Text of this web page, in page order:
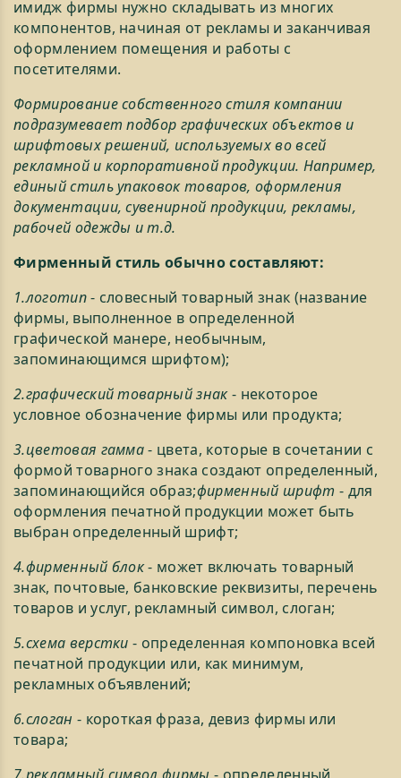
имидж фирмы нужно складывать из многих
компонентов, начиная от рекламы и заканчивая
оформлением помещения и работы с
посетителями.
Формирование собственного стиля компании
подразумевает подбор графических объектов и
шрифтовых решений, используемых во всей
рекламной и корпоративной продукции. Например,
единый стиль упаковок товаров, оформления
документации, сувенирной продукции, рекламы,
рабочей одежды и т.д.
Фирменный стиль обычно составляют:
1.логотип- словесный товарный знак (название
фирмы, выполненное в определенной
графической манере, необычным,
запоминающимся шрифтом);
2.графический товарный знак- некоторое
условное обозначение фирмы или продукта;
3.цветовая гамма- цвета, которые в сочетании с
формой товарного знака создают определенный,
запоминающийся образ;фирменный шрифт - для
оформления печатной продукции может быть
выбран определенный шрифт;
4.фирменный блок- может включать товарный
знак, почтовые, банковские реквизиты, перечень
товаров и услуг, рекламный символ, слоган;
5.схема верстки - определенная компоновка всей
печатной продукции или, как минимум,
рекламных объявлений;
6.слоган - короткая фраза, девиз фирмы или
товара;